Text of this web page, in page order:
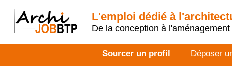
L'emploi dédié à
De la conception à l'aménagement
Sourcer un profil Déposer